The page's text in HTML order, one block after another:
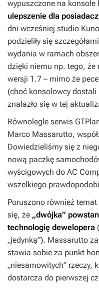
wypuszczone na konsole
ulepszenie dla
dni wcześniej studio
podzieliły się
wydania w ramach
dzięki niemu np. tego,
wersji 1.7 – mimo że
(choć konsolowcy dostali
znalazło się w tej
Równolegle serwis
Marco Massarutto,
Dowiedzieliśmy się z
nową paczkę
wyścigowych do AC
wszelkiego
Poruszono również temat
się, że „dwójka”
technologię dewelopera
„jedynką”). Massarutto
stawia sobie za punkt
„niesamowitych” rzeczy,
dostarcza do pierwszej